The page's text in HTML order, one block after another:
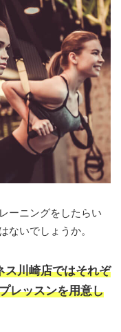
ーニングをしたらい
ないでしょうか。
ス川崎店ではそれぞ
レッスンを用意し